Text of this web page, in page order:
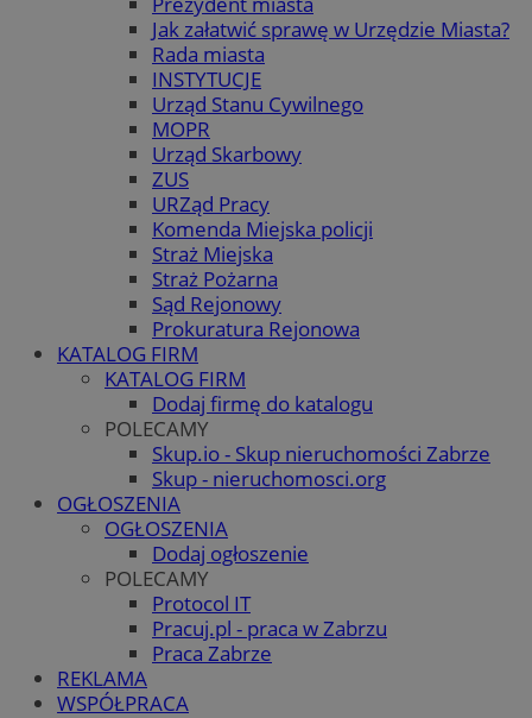
Jak załatwić sprawę w Urzędzie Miasta?
Rada miasta
INSTYTUCJE
Urząd Stanu Cywilnego
MOPR
Urząd Skarbowy
ZUS
URZąd Pracy
Komenda Miejska policji
Straż Miejska
Straż Pożarna
Sąd Rejonowy
Prokuratura Rejonowa
KATALOG FIRM
KATALOG FIRM
Dodaj firmę do katalogu
POLECAMY
Skup.io - Skup nieruchomości Zabrze
Skup - nieruchomosci.org
OGŁOSZENIA
OGŁOSZENIA
Dodaj ogłoszenie
POLECAMY
Protocol IT
Pracuj.pl - praca w Zabrzu
Praca Zabrze
REKLAMA
WSPÓŁPRACA